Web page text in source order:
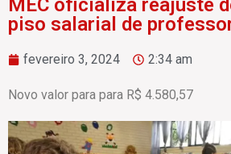
MEC oficializa reajuste
piso salarial de
fevereiro 3, 2024 2:34 am
Novo valor para para R$ 4.580,57